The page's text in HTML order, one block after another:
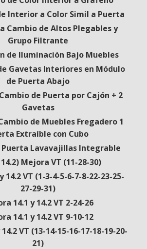
Interior a Color Simil a Puerta
Cambio de Altos Plegables y
Grupo Filtrante
de Iluminación Bajo Muebles
Gavetas Interiores en Módulo
de Puerta Abajo
de Puerta por Cajón + 2
Gavetas
de Muebles Fregadero 1
Extraíble con Cubo
Puerta Lavavajillas Integrable
14.2) Mejora VT (11-28-30)
14.2 VT (1-3-4-5-6-7-8-22-23-25-
27-29-31)
14.1 y 14.2 VT 2-24-26
14.1 y 14.2 VT 9-10-12
VT (13-14-15-16-17-18-19-20-
21)